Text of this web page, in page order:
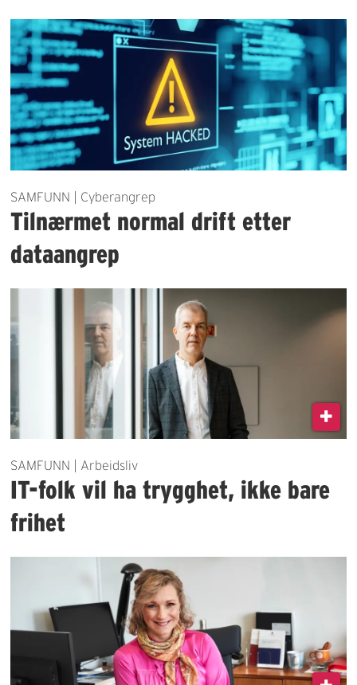
SAMFUNN | Cyberangrep
Tilnærmet normal drift etter
dataangrep
SAMFUNN | Arbeidsliv
IT-folk vil ha trygghet, ikke bare
frihet